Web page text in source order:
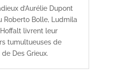
d’Aurélie Dupont
Roberto Bolle, Ludmila
livrent leur
tumultueuses de
Des Grieux.